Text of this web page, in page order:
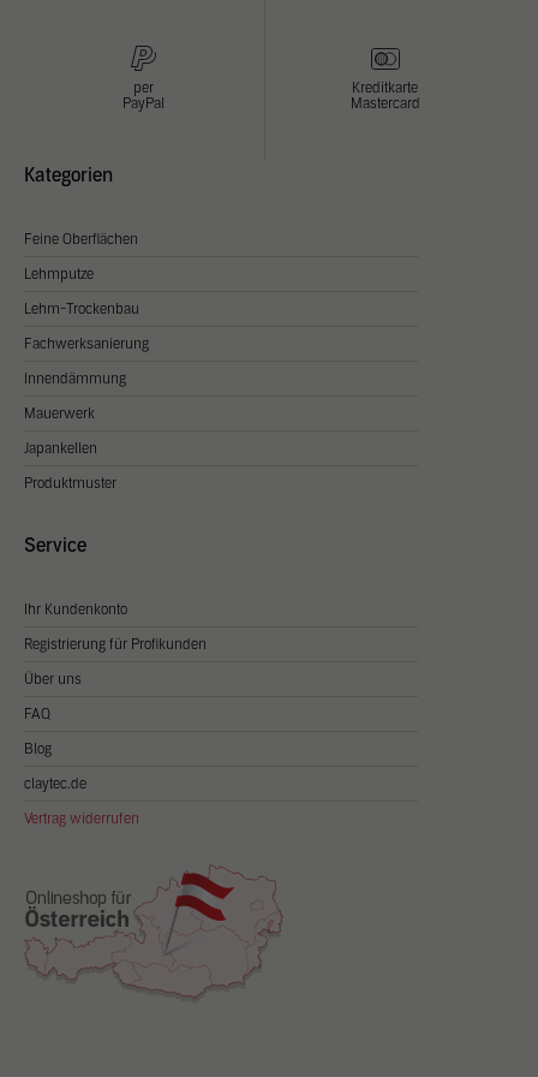
per
PayPal
Kreditkarte
Mastercard
Kategorien
Feine Oberflächen
Lehmputze
Lehm-Trockenbau
Fachwerksanierung
Innendämmung
Mauerwerk
Japankellen
Produktmuster
Service
Ihr Kundenkonto
Registrierung für Profikunden
Über uns
FAQ
Blog
claytec.de
Vertrag widerrufen
standardmäßig blockiert. Wenn Cookies von externen Medien akzeptiert
werden, bedarf der Zugriff auf diese Inhalte keiner manuellen Zustimmung